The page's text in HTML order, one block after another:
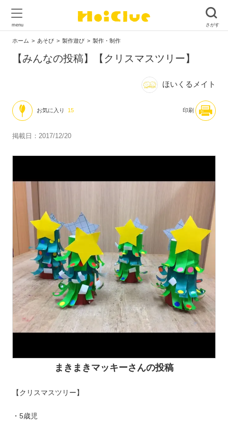
ホーム あそび 製作遊び 製作・制作
【みんなの投稿】【クリスマスツリー】
ほいくるメイト
お気に入り 15 印刷
掲載日：2017/12/20
まきまきマッキーさんの投稿
【クリスマスツリー】
・5歳児